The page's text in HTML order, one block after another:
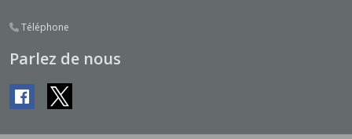
Téléphone
Parlez de nous